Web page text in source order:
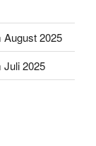
August 2025
Juli 2025